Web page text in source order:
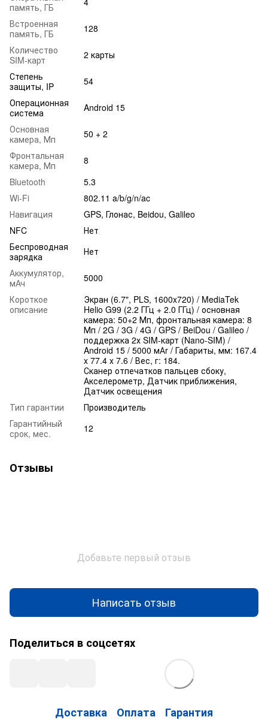
память, ГБ
Встроенная
память, ГБ
128
Количество
SIM-карт
2 карты
Степень
защиты, IP
54
Операционная
система
Android 15
Основная
камера, Мп
50 + 2
Фронтальная
камера, Мп
8
Bluetooth
5.3
Wi-Fi
802.11 a/b/g/n/ac
Навигация
GPS, Глонас, Beidou, Galileo
NFC
Нет
Беспроводная
зарядка
Нет
Аккумулятор,
мАч
5000
Короткое
описание
Экран (6.7", PLS, 1600x720) / MediaTek
Helio G99 (2.2 ГГц + 2.0 ГГц) / основная
камера: 50+2 Мп, фронтальная камера: 8
Мп / 2G / 3G / 4G / GPS / BeiDou / Galileo /
поддержка 2х SIM-карт (Nano-SIM) /
Android 15 / 5000 мАr / Габариты, мм: 167.4
x 77.4 x 7.6 / Вес, г: 184.
Сканер отпечатков пальцев сбоку,
Акселерометр, Датчик приближения,
Датчик освещения
Тип гарантии
Производитель
Гарантийный
срок, мес.
12
Отзывы
Добавьте первый отзыв
Написать отзыв
Поделиться в соцсетях
Доставка Оплата Гарантия